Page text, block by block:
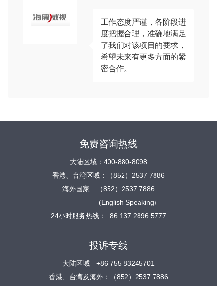
工作态度严谨，各阶段进
度把握合理，准确地满足
了我们对该项目的要求，
希望未来有更多方面的紧
密合作。
免费咨询热线
大陆区域：400-880-8098
香港、台湾区域：（852）2537 7886
海外国家：（852）2537 7886
(English Speaking)
24小时服务热线：+86 137 2896 5777
投诉专线
大陆区域：+86 755 83245701
香港、台湾及海外：（852）2537 7886